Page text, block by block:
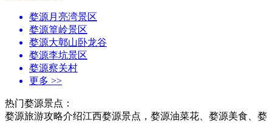
婺源月亮湾景区
婺源篁岭景区
婺源大鄣山卧龙谷
婺源李坑景区
婺源察关村
更多 >>
热门婺源景点：
婺源旅游攻略介绍江西婺源景点，婺源油菜花、婺源美食、婺